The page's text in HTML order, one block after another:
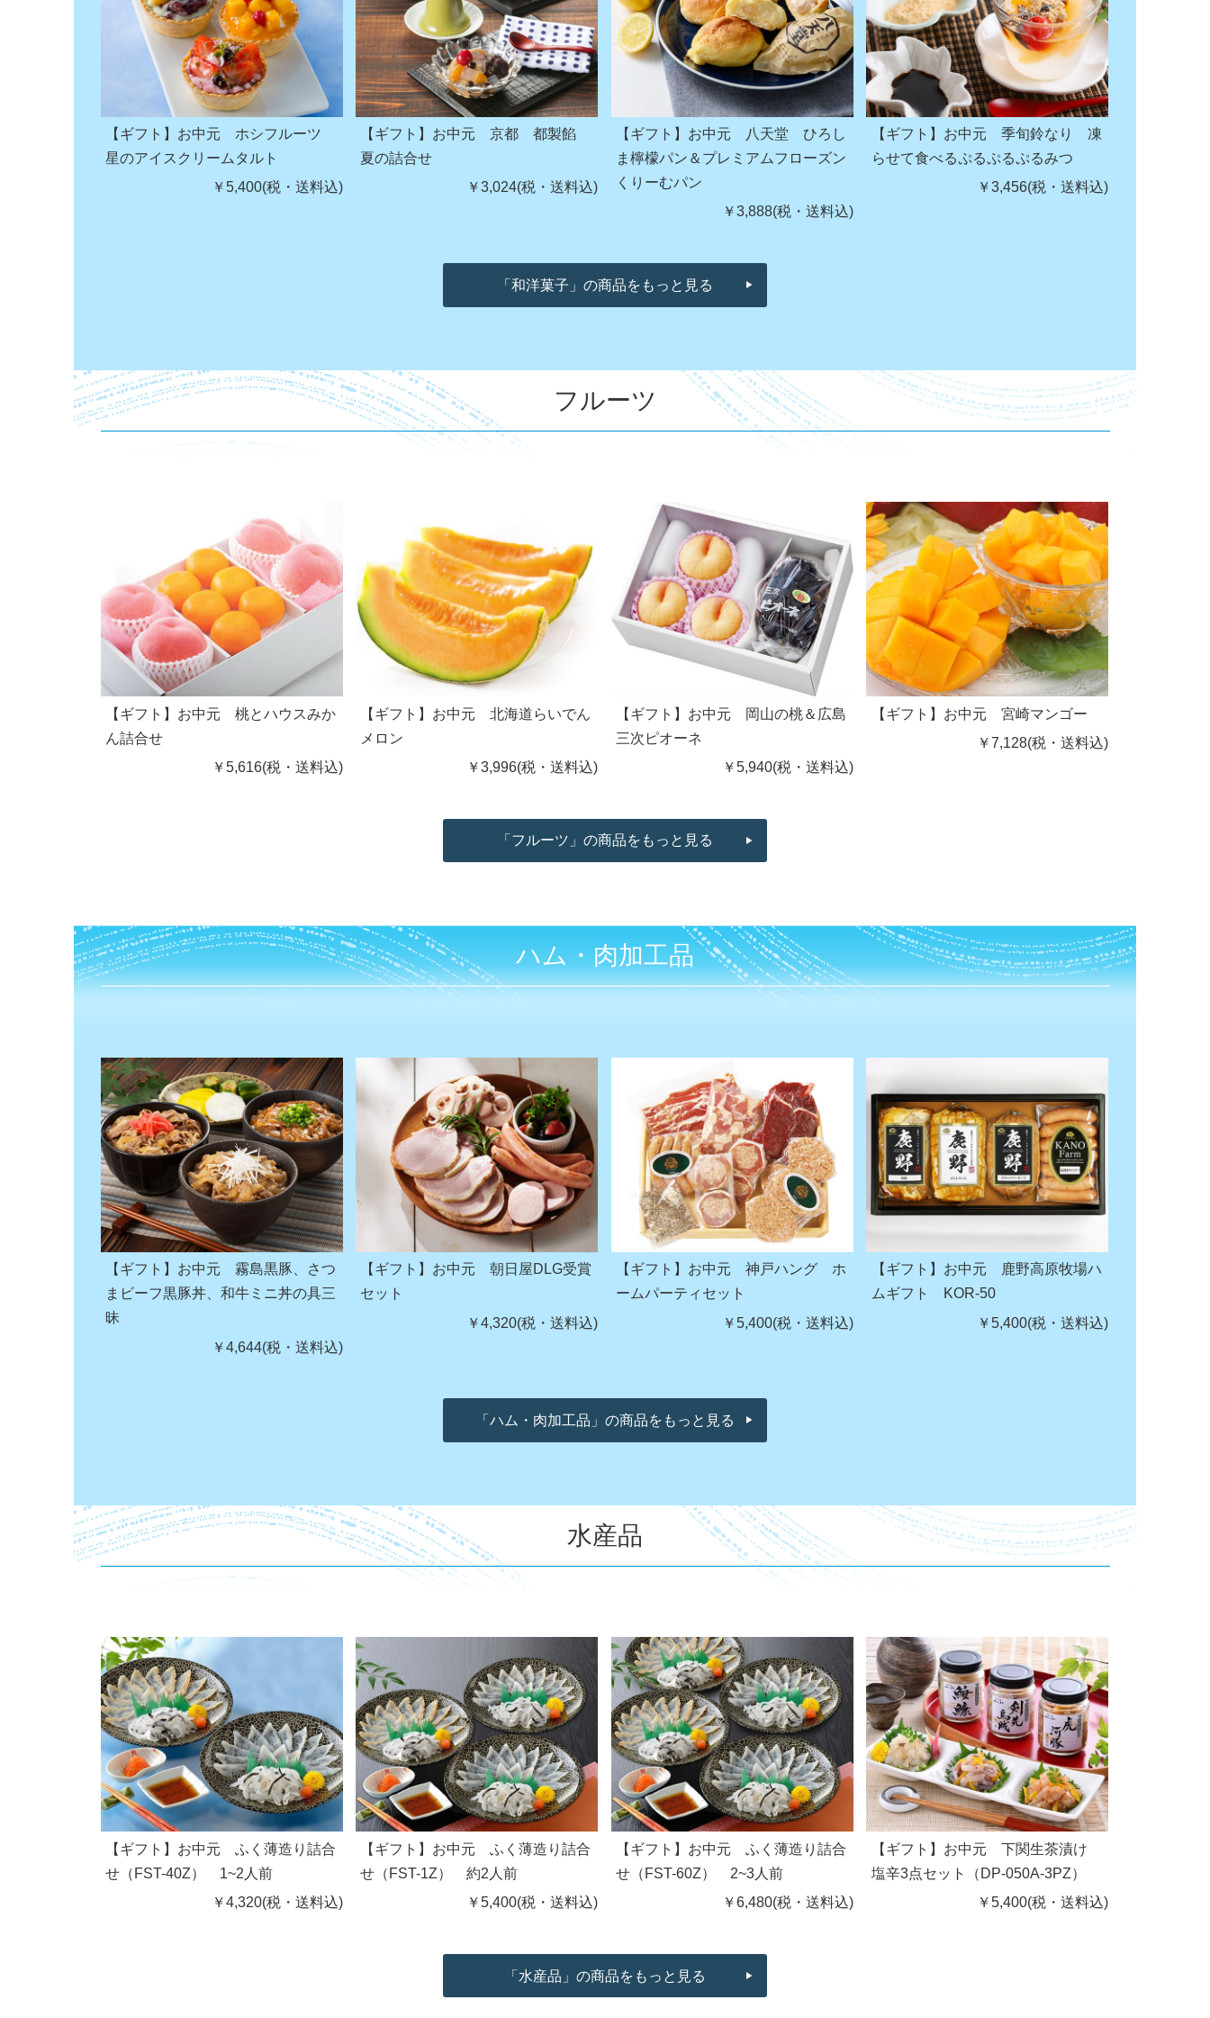
【ギフト】お中元 ホシフルーツ
星のアイスクリームタルト
￥5,400(税・送料込)
【ギフト】お中元 京都 都製餡
夏の詰合せ
￥3,024(税・送料込)
【ギフト】お中元 八天堂 ひろし
ま檸檬パン＆プレミアムフローズン
くりーむパン
￥3,888(税・送料込)
【ギフト】お中元 季旬鈴なり 凍
らせて食べるぷるぷるぷるみつ
￥3,456(税・送料込)
「和洋菓子」の商品をもっと見る
フルーツ
【ギフト】お中元 桃とハウスみか
ん詰合せ
￥5,616(税・送料込)
【ギフト】お中元 北海道らいでん
メロン
￥3,996(税・送料込)
【ギフト】お中元 岡山の桃＆広島
三次ピオーネ
￥5,940(税・送料込)
【ギフト】お中元 宮崎マンゴー
￥7,128(税・送料込)
「フルーツ」の商品をもっと見る
ハム・肉加工品
【ギフト】お中元 霧島黒豚、さつ
まビーフ黒豚丼、和牛ミニ丼の具三
昧
￥4,644(税・送料込)
【ギフト】お中元 朝日屋DLG受賞
セット
￥4,320(税・送料込)
【ギフト】お中元 神戸ハング ホ
ームパーティセット
￥5,400(税・送料込)
【ギフト】お中元 鹿野高原牧場ハ
ムギフト KOR-50
￥5,400(税・送料込)
「ハム・肉加工品」の商品をもっと見る
水産品
【ギフト】お中元 ふく薄造り詰合
せ（FST-40Z） 1~2人前
￥4,320(税・送料込)
【ギフト】お中元 ふく薄造り詰合
せ（FST-1Z） 約2人前
￥5,400(税・送料込)
【ギフト】お中元 ふく薄造り詰合
せ（FST-60Z） 2~3人前
￥6,480(税・送料込)
【ギフト】お中元 下関生茶漬け
塩辛3点セット（DP-050A-3PZ）
￥5,400(税・送料込)
「水産品」の商品をもっと見る